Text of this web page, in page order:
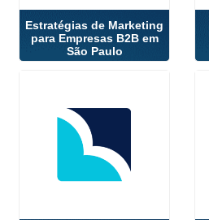
Estratégias de Marketing
para Empresas B2B em
São Paulo